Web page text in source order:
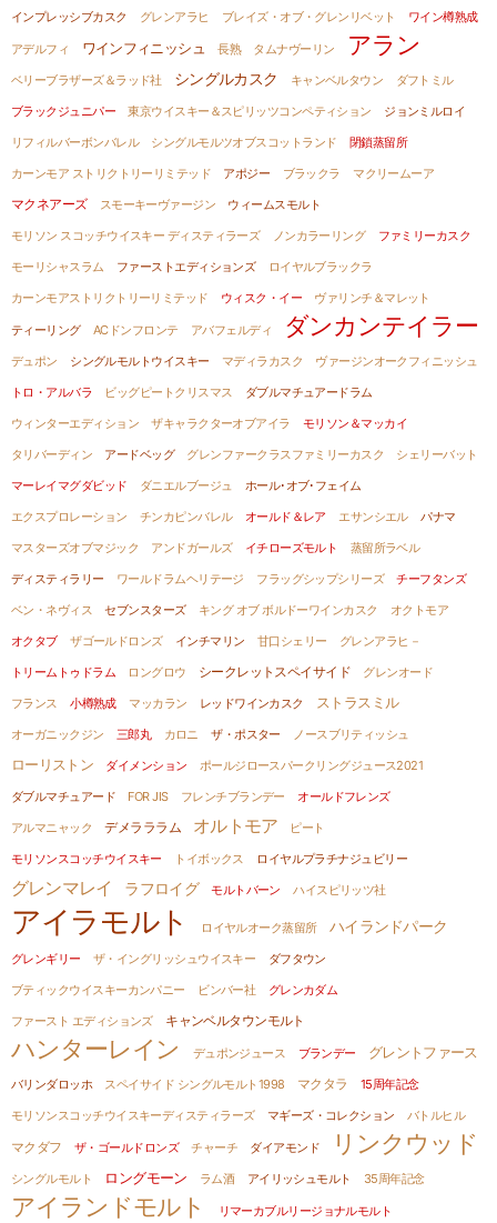
インプレッシブカスク
グレンアラヒ ブレイズ・オブ・グレンリベット ワイン樽熟成
アデルフィ ワインフィニッシュ 長熟 タムナヴーリン アラン
ベリーブラザーズ＆ラッド社 シングルカスク キャンベルタウン
ダフトミル
ブラックジュニパー
東京ウイスキー＆スピリッツコンペティション
ジョンミルロイ
リフィルバーボンバレル
シングルモルツオブスコットランド
閉鎖蒸留所
カーンモア ストリクトリーリミテッド
アポジー ブラックラ マクリームーア
マクネアーズ スモーキーヴァージン
ウィームスモルト
モリソン スコッチウイスキー ディスティラーズ
ノンカラーリング
ファミリーカスク
モーリシャスラム
ファーストエディションズ
ロイヤルブラックラ
カーンモアストリクトリーリミテッド
ウィスク・イー ヴァリンチ＆マレット
ティーリング ACドンフロンテ アバフェルディ ダンカンテイラー
デュポン シングルモルトウイスキー マディラカスク
ヴァージンオークフィニッシュ
トロ・アルバラ
ビッグピートクリスマス
ダブルマチュアードラム
ウィンターエディション
ザキャラクターオブアイラ
モリソン＆マッカイ
タリバーディン
アードベッグ グレンファークラスファミリーカスク
シェリーバット
マーレイマグダビッド
ダニエルブージュ
ホール･オブ･フェイム
エクスプロレーション
チンカピンバレル オールド＆レア エサンシエル
パナマ
マスターズオブマジック
アンドガールズ イチローズモルト
蒸留所ラベル
ディスティラリー
ワールドラムヘリテージ フラッグシップシリーズ
チーフタンズ
ベン・ネヴィス
セブンスターズ キング オブ ボルドーワインカスク
オクトモア
オクタブ
ザゴールドロンズ インチマリン 甘口シェリー
グレンアラヒ－
トリームトゥドラム
ロングロウ シークレットスペイサイド
グレンオード
フランス
小樽熟成 マッカラン レッドワインカスク ストラスミル
オーガニックジン 三郎丸 カロニ ザ・ポスター ノースブリティッシュ
ローリストン ダイメンション
ポールジロースパークリングジュース2021
ダブルマチュアード
FOR JIS フレンチブランデー
オールドフレンズ
アルマニャック
デメラララム オルトモア
ピート
モリソンスコッチウイスキー
トイボックス ロイヤルプラチナジュビリー
グレンマレイ ラフロイグ モルトバーン ハイスピリッツ社
アイラモルト ロイヤルオーク蒸留所 ハイランドパーク
グレンギリー ザ・イングリッシュウイスキー
ダフタウン
ブティックウイスキーカンパニー
ビンバー社
グレンカダム
ファースト エディションズ
キャンベルタウンモルト
ハンターレイン デュポンジュース ブランデー グレントファース
バリンダロッホ スペイサイド シングルモルト1998 マクタラ
15周年記念
モリソンスコッチウイスキーディスティラーズ
マギーズ・コレクション バトルヒル
マクダフ ザ・ゴールドロンズ チャーチ ダイアモンド リンクウッド
シングルモルト ロングモーン ラム酒 アイリッシュモルト 35周年記念
アイランドモルト
リマーカブルリージョナルモルト